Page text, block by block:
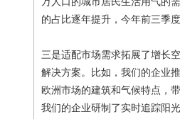
的占比逐年提升，今年前三季
三是适配市场需求拓展了增长
解决方案。比如，我们的企业
欧洲市场的建筑和气候特点，
我们的企业研制了实时追踪阳